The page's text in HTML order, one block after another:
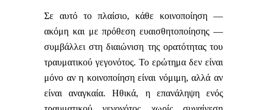
Σε αυτό το πλαίσιο, κάθε κοινοποίηση —
ακόμη και με πρόθεση ευαισθητοποίησης —
συμβάλλει στη διαιώνιση της ορατότητας του
τραυματικού γεγονότος. Το ερώτημα δεν είναι
μόνο αν η κοινοποίηση είναι νόμιμη, αλλά αν
είναι αναγκαία.Ηθικά, η επανάληψη ενός